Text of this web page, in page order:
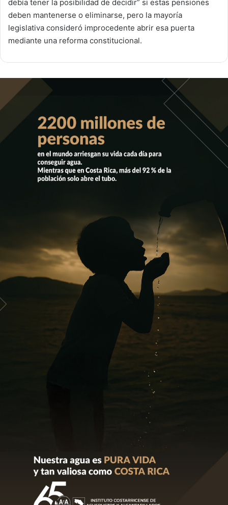
debía tener la posibilidad de decidir” si estas pensiones
deben mantenerse o eliminarse, pero la mayoría
legislativa consideró improcedente abrir esa puerta
mediante una reforma constitucional.